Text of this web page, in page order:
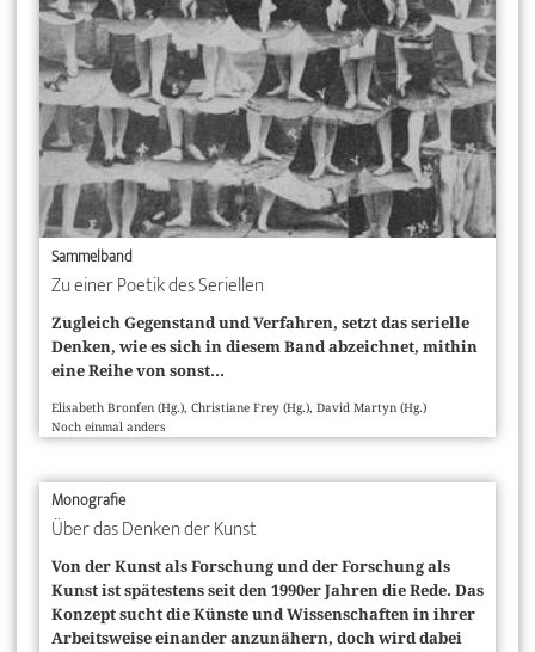
Sammelband
Zu einer Poetik des Seriellen
Zugleich Gegenstand und Verfahren, setzt das serielle
Denken, wie es sich in diesem Band abzeichnet, mithin
eine Reihe von sonst...
Elisabeth Bronfen (Hg.), Christiane Frey (Hg.), David Martyn (Hg.)
Noch einmal anders
Monografie
Über das Denken der Kunst
Von der Kunst als Forschung und der Forschung als
Kunst ist spätestens seit den 1990er Jahren die Rede. Das
Konzept sucht die Künste und Wissenschaften in ihrer
Arbeitsweise einander anzunähern, doch wird dabei